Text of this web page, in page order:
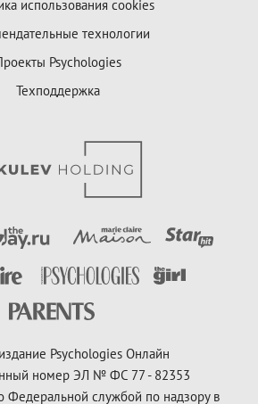
использования cookies
технологии
Psychologies
Техподдержка
Psychologies Онлайн
номер ЭЛ № ФС 77 - 82353
Федеральной службой по надзору в